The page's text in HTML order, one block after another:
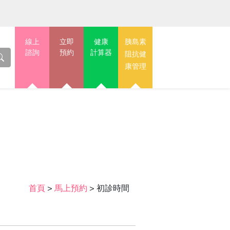
線上
諮詢
立即
預約
健康
計算器
胰島素
阻抗健
康管理
首頁> 馬上預約 > 初診時間